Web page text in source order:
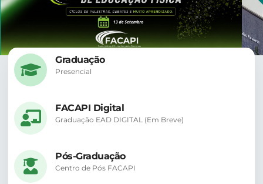
Graduação
Presencial
FACAPI Digital
Graduação EAD DIGITAL (Em Breve)
Pós-Graduação
Centro de Pós FACAPI